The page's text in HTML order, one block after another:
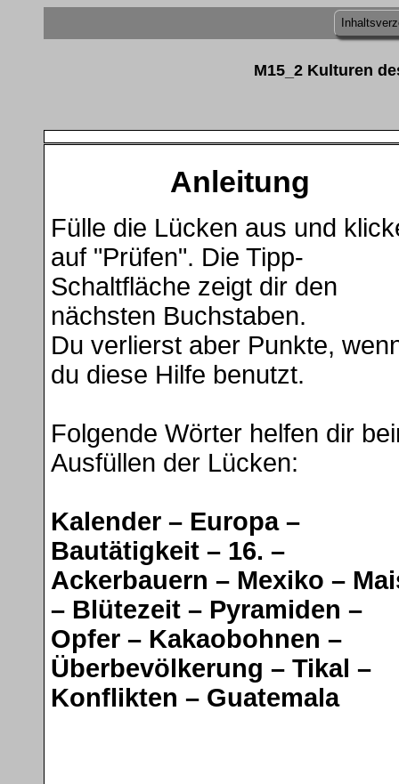
M15_2 Kulturen
Anleitung
Fülle die Lücken aus und
auf "Prüfen". Die Tipp-
Schaltfläche zeigt dir den
nächsten Buchstaben.
Du verlierst aber Punkte,
du diese Hilfe benutzt.
Folgende Wörter helfen dir
Ausfüllen der Lücken:
Kalender – Europa –
Bautätigkeit – 16. –
Ackerbauern – Mexiko –
– Blütezeit – Pyramiden –
Opfer – Kakaobohnen –
Überbevölkerung – Tikal –
Konflikten – Guatemala